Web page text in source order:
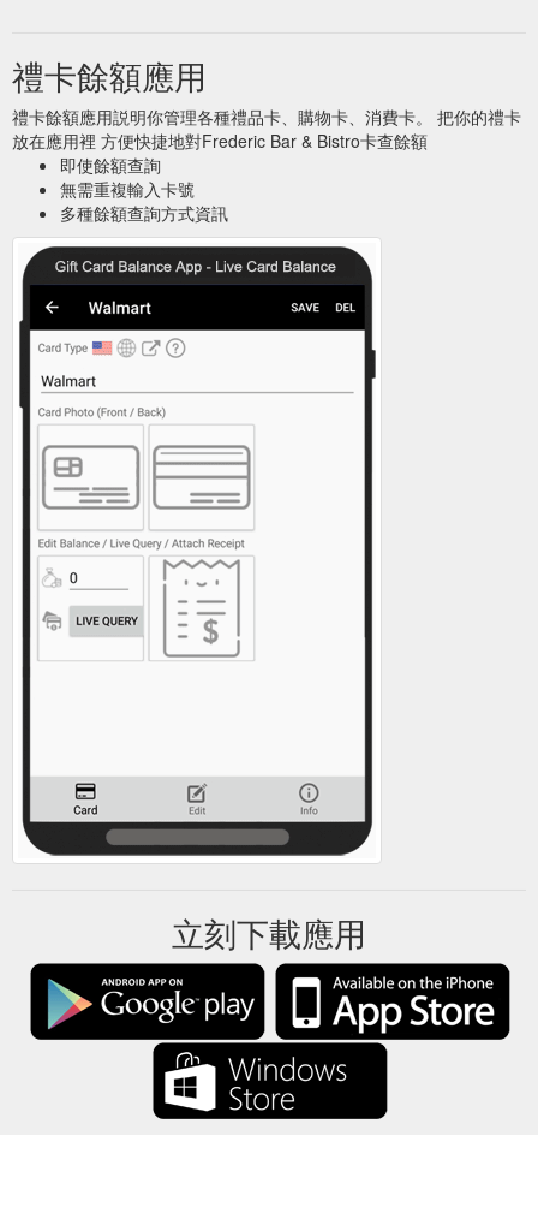
禮卡餘額應用
禮卡餘額應用説明你管理各種禮品卡、購物卡、消費卡。 把你的禮卡
放在應用裡 方便快捷地對Frederic Bar & Bistro卡查餘額
即使餘額查詢
無需重複輸入卡號
多種餘額查詢方式資訊
立刻下載應用